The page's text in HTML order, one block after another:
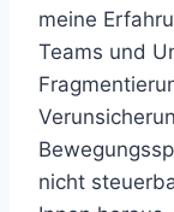
meine
Teams und
nicht